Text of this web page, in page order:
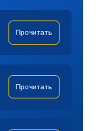
Прочитать
Прочитать